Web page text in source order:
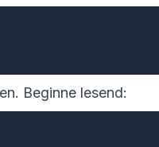
Beginne lesend: